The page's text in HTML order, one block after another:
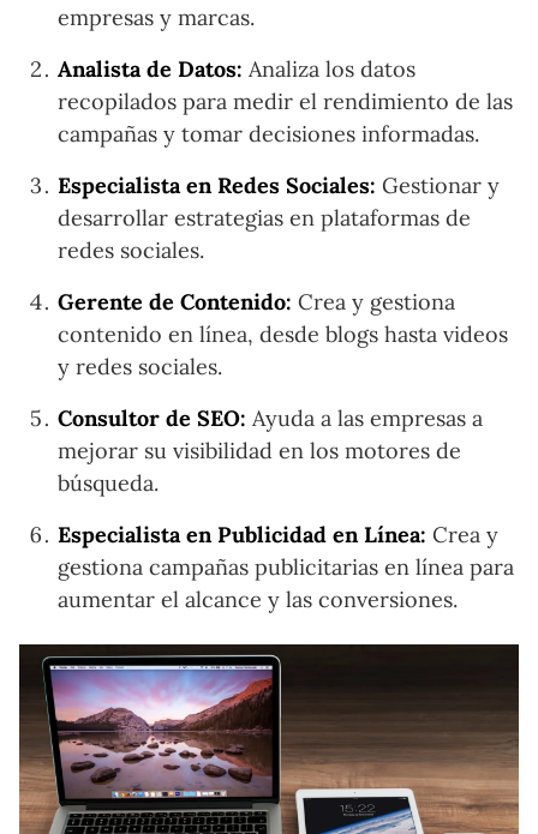
empresas y marcas.
Analista de Datos: Analiza los datos
recopilados para medir el rendimiento de las
campañas y tomar decisiones informadas.
Especialista en Redes Sociales: Gestionar y
desarrollar estrategias en plataformas de
redes sociales.
Gerente de Contenido: Crea y gestiona
contenido en línea, desde blogs hasta videos
y redes sociales.
Consultor de SEO: Ayuda a las empresas a
mejorar su visibilidad en los motores de
búsqueda.
Especialista en Publicidad en Línea: Crea y
gestiona campañas publicitarias en línea para
aumentar el alcance y las conversiones.